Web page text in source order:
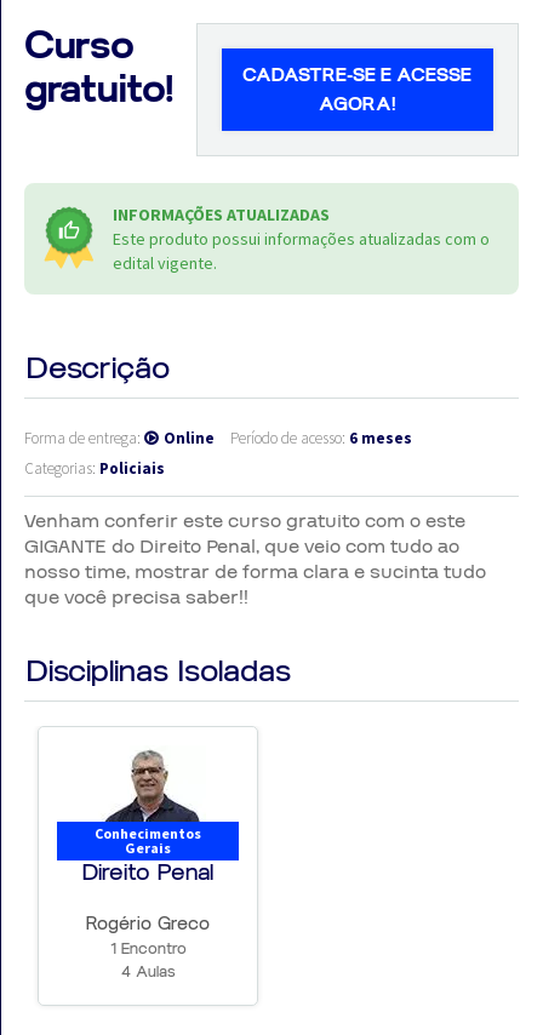
Aprovados
Aulas
VIVO
Curso
gratuito!
CADASTRE-SE E ACESSE
AGORA!
INFORMAÇÕES ATUALIZADAS
Este produto possui informações atualizadas com o
edital vigente.
Descrição
Forma de entrega: Online Período de acesso: 6 meses
Categorias: Policiais
Venham conferir este curso gratuito com o este
GIGANTE do Direito Penal, que veio com tudo ao
nosso time, mostrar de forma clara e sucinta tudo
que você precisa saber!!
Disciplinas Isoladas
Conhecimentos
Gerais
Direito Penal
Rogério Greco
1 Encontro
4 Aulas